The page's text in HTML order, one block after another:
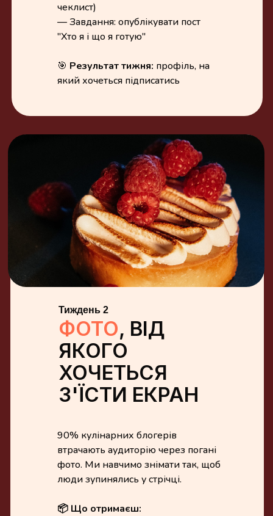
чеклист)
— Завдання: опублікувати пост
"Хто я і що я готую"
🎯 Результат тижня: профіль, на
який хочеться підписатись
Тиждень 2
ФОТО, ВІД
ЯКОГО
ХОЧЕТЬСЯ
З'ЇСТИ ЕКРАН
90% кулінарних блогерів
втрачають аудиторію через погані
фото. Ми навчимо знімати так, щоб
люди зупинялись у стрічці.
📦 Що отримаєш: